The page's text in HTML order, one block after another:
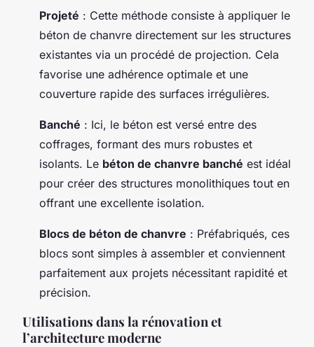
Projeté : Cette méthode consiste à appliquer le
béton de chanvre directement sur les structures
existantes via un procédé de projection. Cela
favorise une adhérence optimale et une
couverture rapide des surfaces irrégulières.
Banché : Ici, le béton est versé entre des
coffrages, formant des murs robustes et
isolants. Le béton de chanvre banché est idéal
pour créer des structures monolithiques tout en
offrant une excellente isolation.
Blocs de béton de chanvre : Préfabriqués, ces
blocs sont simples à assembler et conviennent
parfaitement aux projets nécessitant rapidité et
précision.
Utilisations dans la rénovation et
l’architecture moderne